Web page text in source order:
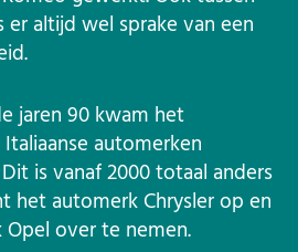
er altijd wel sprake van een
jaren 90 kwam het
automerken
is vanaf 2000 totaal anders
het automerk Chrysler op en
over te nemen.